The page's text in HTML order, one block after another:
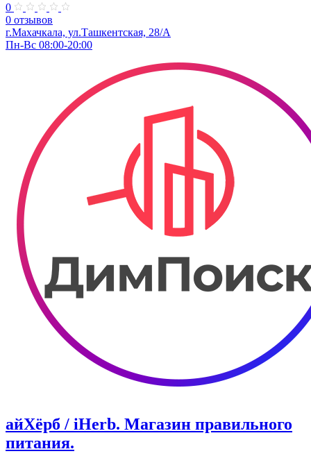
0
0 отзывов
г.Махачкала, ул.​Ташкентская, 28/А
Пн-Вс 08:00-20:00
айХёрб / iHerb. Магазин правильного
питания.